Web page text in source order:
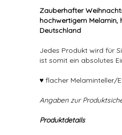
Zauberhafter
hochwertigem Melamin,
Deutschland
Jedes Produkt wird für
ist somit ein absolutes
♥ flacher Melaminteller/
Angaben zur
Produktdetails